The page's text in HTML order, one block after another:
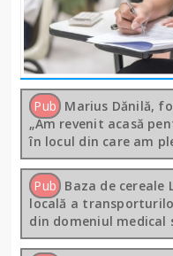
Pub Marius Dănilă,
„Am revenit acasă
în locul din care am
Pub Baza de cereale
locală a
din domeniul medical